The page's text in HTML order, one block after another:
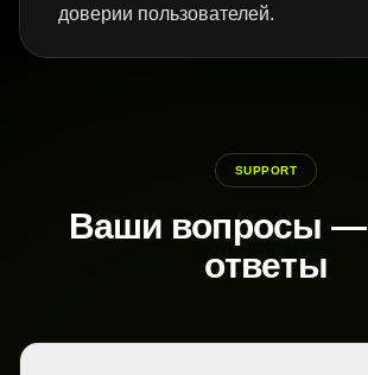
доверии пользователей.
SUPPORT
Ваши вопросы
ответы